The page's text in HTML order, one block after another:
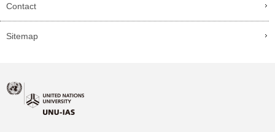
Contact
Sitemap